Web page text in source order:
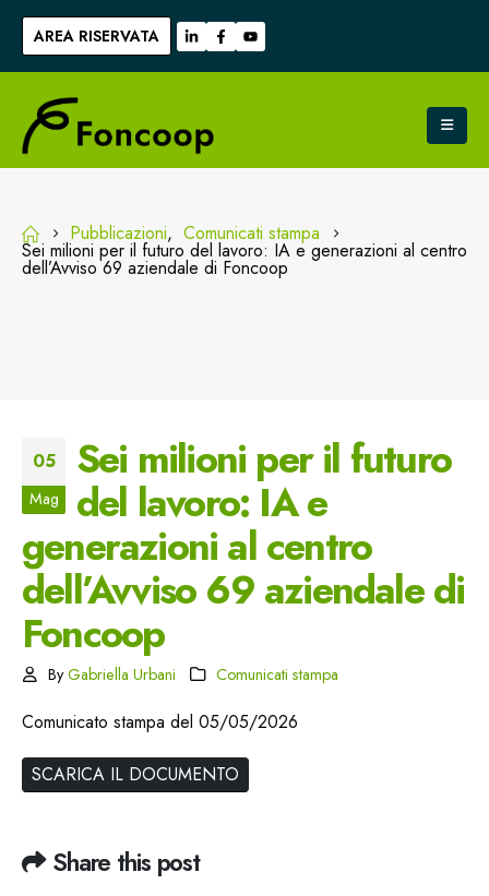
AREA RISERVATA
Pubblicazioni, Comunicati stampa
Sei milioni per il futuro del lavoro: IA e generazioni al centro
dell’Avviso 69 aziendale di Foncoop
05
Mag
Sei milioni per il futuro
del lavoro: IA e
generazioni al centro
dell’Avviso 69 aziendale di
Foncoop
By Gabriella Urbani Comunicati stampa
Comunicato stampa del 05/05/2026
SCARICA IL DOCUMENTO
Share this post